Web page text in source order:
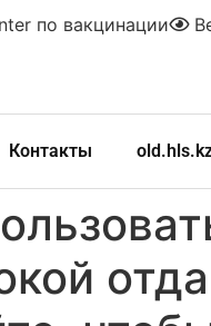
по вакцинации
Контакты